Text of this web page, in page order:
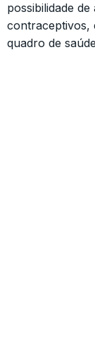
possibilidade
contraceptivos,
quadro de